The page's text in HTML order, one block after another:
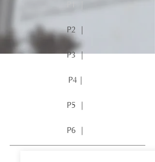
P2 ｜
P3 ｜
P4｜
P5 ｜
P6 ｜